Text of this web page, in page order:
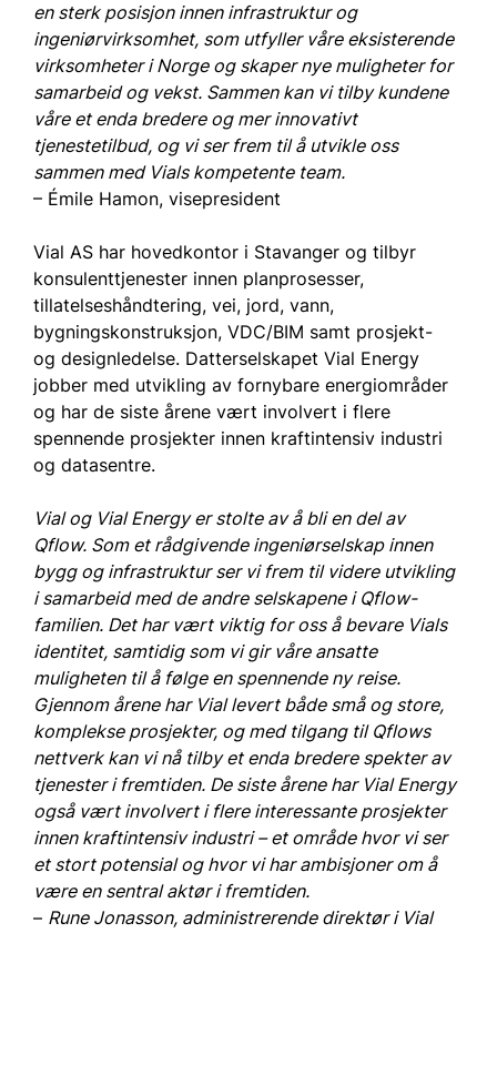
en sterk posisjon innen infrastruktur og
ingeniørvirksomhet, som utfyller våre eksisterende
virksomheter i Norge og skaper nye muligheter for
samarbeid og vekst. Sammen kan vi tilby kundene
våre et enda bredere og mer innovativt
tjenestetilbud, og vi ser frem til å utvikle oss
sammen med Vials kompetente team.
– Émile Hamon, visepresident
Vial AS har hovedkontor i Stavanger og tilbyr
konsulenttjenester innen planprosesser,
tillatelseshåndtering, vei, jord, vann,
bygningskonstruksjon, VDC/BIM samt prosjekt-
og designledelse. Datterselskapet Vial Energy
jobber med utvikling av fornybare energiområder
og har de siste årene vært involvert i flere
spennende prosjekter innen kraftintensiv industri
og datasentre.
Vial og Vial Energy er stolte av å bli en del av
Qflow. Som et rådgivende ingeniørselskap innen
bygg og infrastruktur ser vi frem til videre utvikling
i samarbeid med de andre selskapene i Qflow-
familien. Det har vært viktig for oss å bevare Vials
identitet, samtidig som vi gir våre ansatte
muligheten til å følge en spennende ny reise.
Gjennom årene har Vial levert både små og store,
komplekse prosjekter, og med tilgang til Qflows
nettverk kan vi nå tilby et enda bredere spekter av
tjenester i fremtiden. De siste årene har Vial Energy
også vært involvert i flere interessante prosjekter
innen kraftintensiv industri – et område hvor vi ser
et stort potensial og hvor vi har ambisjoner om å
være en sentral aktør i fremtiden.
– Rune Jonasson, administrerende direktør i Vial